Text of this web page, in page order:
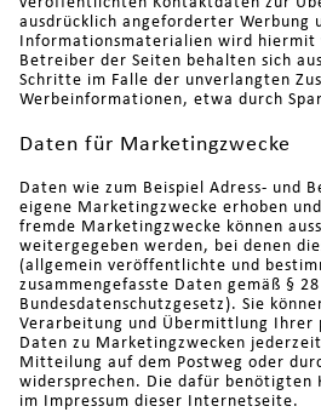
ausdrücklich angeforderter Werbung
Informationsmaterialien wird hiermit
Betreiber der Seiten behalten sich
Schritte im Falle der unverlangten
Werbeinformationen, etwa durch
Daten für Marketingzwecke
Daten wie zum Beispiel Adress- und
eigene Marketingzwecke erhoben
fremde Marketingzwecke können
weitergegeben werden, bei denen
(allgemein veröffentlichte und
zusammengefasste Daten gemäß §
Bundesdatenschutzgesetz). Sie
Verarbeitung und Übermittlung Ihrer
Daten zu Marketingzwecken
Mitteilung auf dem Postweg oder
widersprechen. Die dafür benötigten
im Impressum dieser Internetseite.